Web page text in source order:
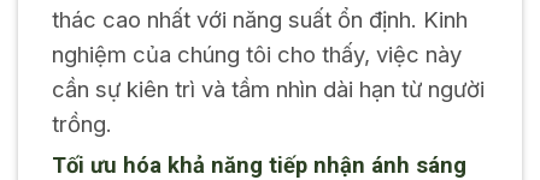
thác cao nhất với năng suất ổn định. Kinh
nghiệm của chúng tôi cho thấy, việc này
cần sự kiên trì và tầm nhìn dài hạn từ người
trồng.
Tối ưu hóa khả năng tiếp nhận ánh sáng